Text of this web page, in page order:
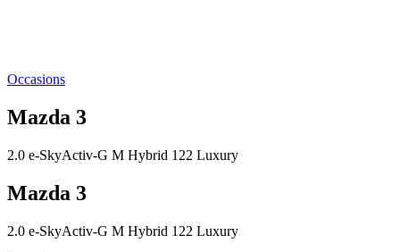
Occasions
Mazda 3
2.0 e-SkyActiv-G M Hybrid 122 Luxury
Mazda 3
2.0 e-SkyActiv-G M Hybrid 122 Luxury